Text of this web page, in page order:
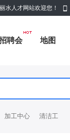
水人才网站欢迎您！
聘会 地图
加工中心 清洁工